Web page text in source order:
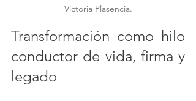
Victoria Plasencia.
Transformación como hilo
conductor de vida, firma y
legado